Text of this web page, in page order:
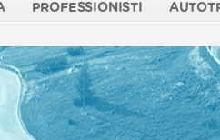
PROFESSIONISTI